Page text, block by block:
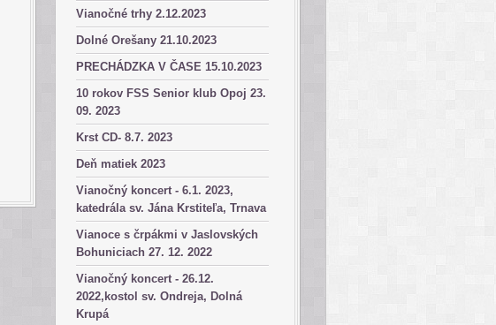
Vianočné trhy 2.12.2023
Dolné Orešany 21.10.2023
PRECHÁDZKA V ČASE 15.10.2023
10 rokov FSS Senior klub Opoj 23.
09. 2023
Krst CD- 8.7. 2023
Deň matiek 2023
Vianočný koncert - 6.1. 2023,
katedrála sv. Jána Krstiteľa, Trnava
Vianoce s črpákmi v Jaslovských
Bohuniciach 27. 12. 2022
Vianočný koncert - 26.12.
2022,kostol sv. Ondreja, Dolná
Krupá